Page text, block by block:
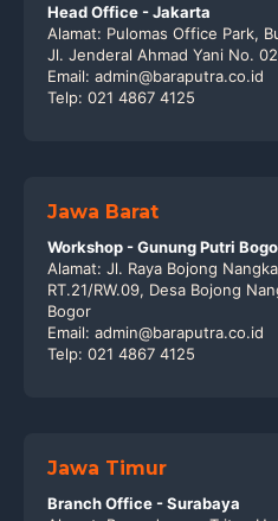
Head Office - Jakarta
Alamat: Pulomas Office Park,
Jl. Jenderal Ahmad Yani No.
Email: admin@baraputra.co.id
Telp: 021 4867 4125
Jawa Barat
Workshop - Gunung Putri
Alamat: Jl. Raya Bojong
RT.21/RW.09, Desa Bojong
Bogor
Email: admin@baraputra.co.id
Telp: 021 4867 4125
Jawa Timur
Branch Office - Surabaya